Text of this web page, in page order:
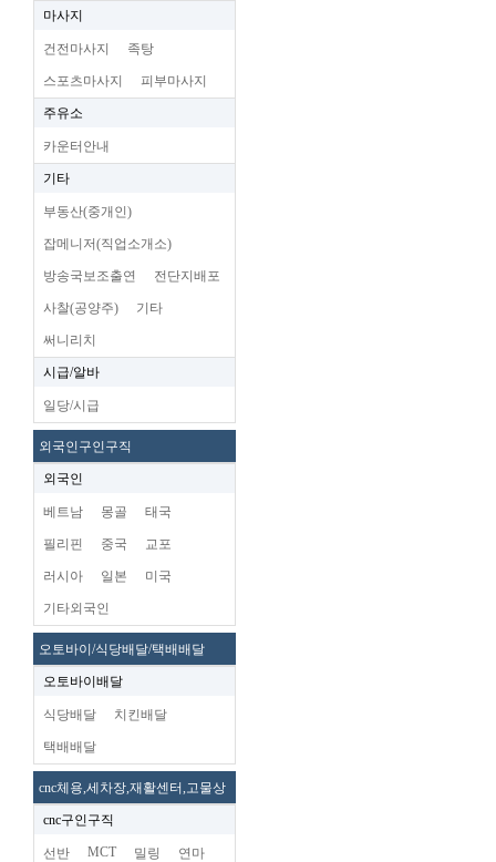
마사지
건전마사지 족탕
스포츠마사지 피부마사지
주유소
카운터안내
기타
부동산(중개인)
잡메니저(직업소개소)
방송국보조출연 전단지배포
사찰(공양주) 기타
써니리치
시급/알바
일당/시급
외국인구인구직
외국인
베트남 몽골 태국
필리핀 중국 교포
러시아 일본 미국
기타외국인
오토바이/식당배달/택배배달
오토바이배달
식당배달 치킨배달
택배배달
cnc체용,세차장,재활센터,고물상
cnc구인구직
선반 MCT 밀링 연마